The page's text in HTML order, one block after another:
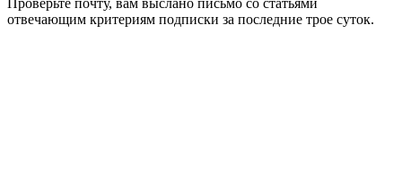
Проверьте почту, вам выслано письмо со статьями
отвечающим критериям подписки за последние трое суток.